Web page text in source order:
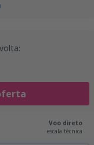
Voo direto
escala técnica